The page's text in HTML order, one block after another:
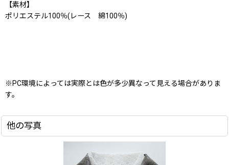
【素材】
ポリエステル100％(レース 綿100％)
※PC環境によっては実際とは色が多少異なって見える場合がありま
す。
他の写真